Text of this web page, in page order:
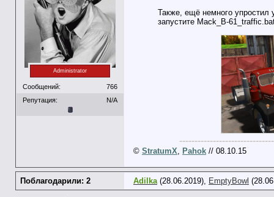
Administrator
Сообщений:
766
Репутация:
N/A
Также, ещё немного упростил
запустите Mack_B-
© StratumX Pahok // 08.10.15
Поблагодарили: 2 Adilka(28.06.2019), EmptyBowl